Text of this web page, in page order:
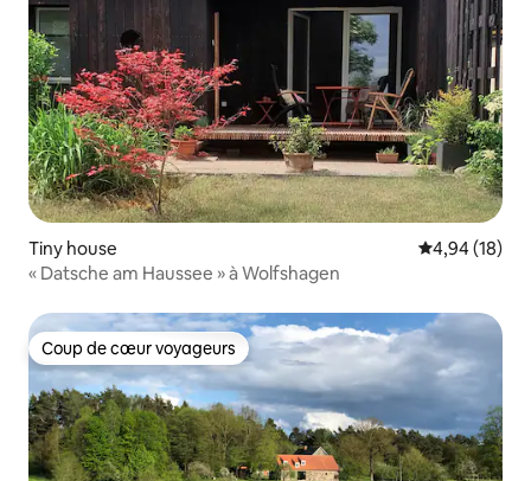
Tiny house Évaluation
4,94 (18)
« Datsche am Haussee » à Wolfshagen
Coup de cœur voyageurs
Coup de cœur voyageurs